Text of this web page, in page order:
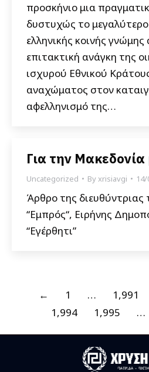
προσκήνιο μια
δυστυχώς το
ελληνικής κοινής γνώμης
επιτακτική ανάγκη της
ισχυρού Εθνικού
αναχώματος στον
αφελληνισμό της…
Για την Μακεδονία
Uncategorized Byxrisiavgi
Άρθρο της διευθύντριας
“Εμπρός“, Ειρήνης
“Εγέρθητι”
← 1 … 1,991
1,994
1,995 …